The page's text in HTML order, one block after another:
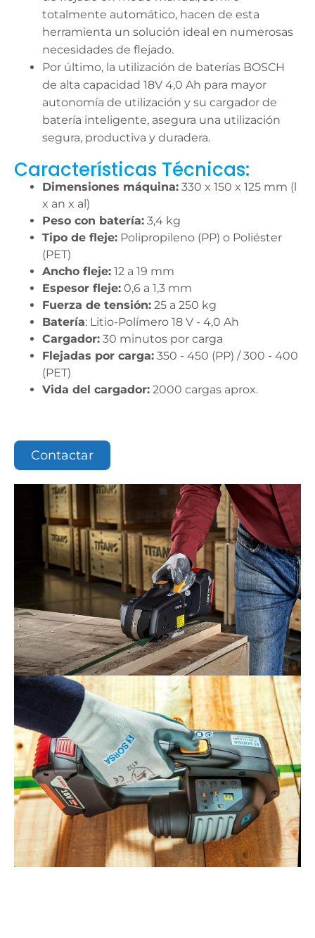
totalmente automático, hacen de esta
herramienta un solución ideal en numerosas
necesidades de flejado.
Por último, la utilización de baterías BOSCH
de alta capacidad 18V 4,0 Ah para mayor
autonomía de utilización y su cargador de
batería inteligente, asegura una utilización
segura, productiva y duradera.
Características Técnicas:
Dimensiones máquina: 330 x 150 x 125 mm (l
x an x al)
Peso con batería: 3,4 kg
Tipo de fleje: Polipropileno (PP) o Poliéster
(PET)
Ancho fleje: 12 a 19 mm
Espesor fleje: 0,6 a 1,3 mm
Fuerza de tensión: 25 a 250 kg
Batería: Litio-Polímero 18 V - 4,0 Ah
Cargador: 30 minutos por carga
Flejadas por carga: 350 - 450 (PP) / 300 - 400
(PET)
Vida del cargador: 2000 cargas aprox.
Contactar